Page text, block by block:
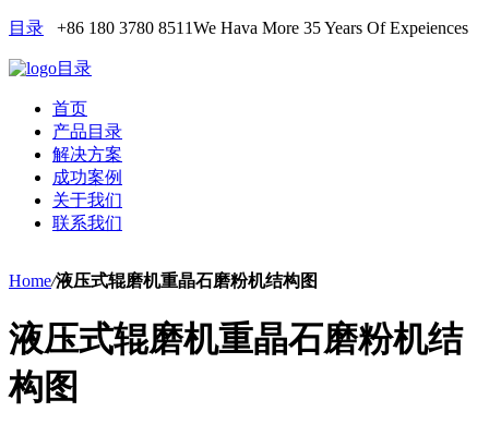
目录 +86 180 3780 8511We Hava More 35 Years Of Expeiences
目录
首页
产品目录
解决方案
成功案例
关于我们
联系我们
Home/液压式辊磨机重晶石磨粉机结构图
液压式辊磨机重晶石磨粉机结
构图